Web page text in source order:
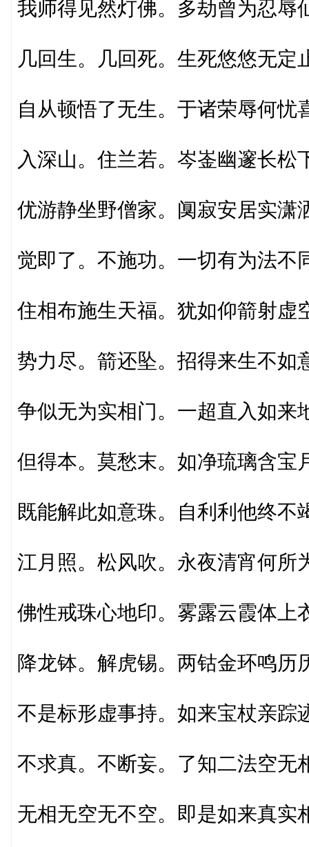
我师得见然灯佛。多劫曾为忍辱
几回生。几回死。生死悠悠无定
自从顿悟了无生。于诸荣辱何忧
入深山。住兰若。岑崟幽邃长松
优游静坐野僧家。阒寂安居实潇
觉即了。不施功。一切有为法不
住相布施生天福。犹如仰箭射虚
势力尽。箭还坠。招得来生不如
争似无为实相门。一超直入如来
但得本。莫愁末。如净琉璃含宝
既能解此如意珠。自利利他终不
江月照。松风吹。永夜清宵何所
佛性戒珠心地印。雾露云霞体上
降龙钵。解虎锡。两钴金环鸣历
不是标形虚事持。如来宝杖亲踪
不求真。不断妄。了知二法空无
无相无空无不空。即是如来真实